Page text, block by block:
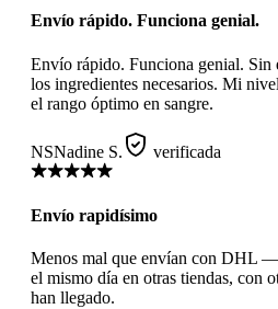
Envío rápido. Funciona genial.
Envío rápido. Funciona genial. Sin
los ingredientes necesarios. Mi
el rango óptimo en sangre.
NSNadine S. verificada
Envío rapidísimo
Menos mal que envían con DHL —
el mismo día en otras tiendas, con
han llegado.